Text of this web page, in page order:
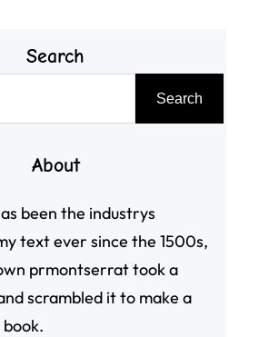
Search
Search
About
been the industrys
text ever since the 1500s,
prmontserrat took a
scrambled it to make a